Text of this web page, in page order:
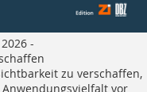
-
zu verschaffen,
vor